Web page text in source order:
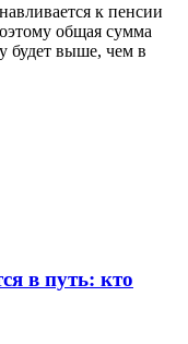
к пенсии
общая сумма
будет выше, чем в
в путь: кто